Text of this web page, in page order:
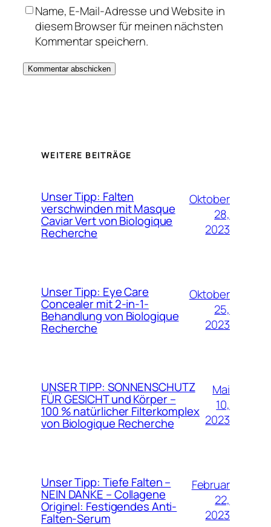
Name, E-Mail-Adresse und Website in
diesem Browser für meinen nächsten
Kommentar speichern.
WEITERE BEITRÄGE
Unser Tipp: Falten
verschwinden mit Masque
Caviar Vert von Biologique
Recherche
Oktober
28,
2023
Unser Tipp: Eye Care
Concealer mit 2-in-1-
Behandlung von Biologique
Recherche
Oktober
25,
2023
UNSER TIPP: SONNENSCHUTZ
FÜR GESICHT und Körper –
100 % natürlicher Filterkomplex
von Biologique Recherche
Mai
10,
2023
Unser Tipp: Tiefe Falten –
NEIN DANKE – Collagene
Originel: Festigendes Anti-
Falten-Serum
Februar
22,
2023